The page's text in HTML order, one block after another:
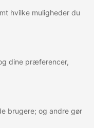
hvilke muligheder du
dine præferencer,
brugere; og andre gør